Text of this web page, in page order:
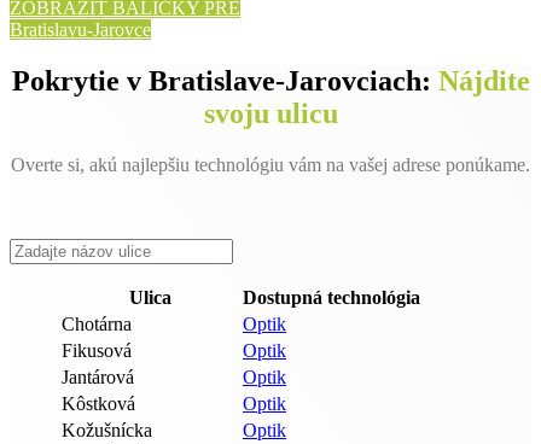
ZOBRAZIŤ BALÍČKY PRE
Bratislavu-Jarovce
Pokrytie v Bratislave-Jarovciach: Nájdite
svoju ulicu
Overte si, akú najlepšiu technológiu vám na vašej adrese ponúkame.
Ulica
Dostupná technológia
Chotárna
Optik
Fikusová
Optik
Jantárová
Optik
Kôstková
Optik
Kožušnícka
Optik